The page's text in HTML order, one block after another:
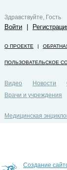
Здравствуйте, Гость
Войти
О ПРОЕКТЕ |
ПОЛЬЗОВАТЕЛЬСКОЕ
Видео Новости
Врачи и учреждения
Медицинская
Создание